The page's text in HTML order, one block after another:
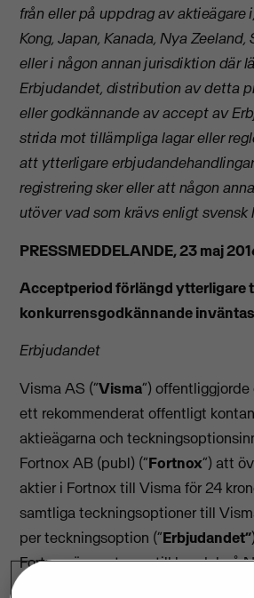
från eller på uppdrag av aktieägare
Kong, Japan, Kanada, Nya
eller i någon annan jurisdiktion där
Erbjudandet, distribution av detta
eller godkännande av accept av
strida mot tillämpliga lagar eller
att ytterligare
registrering sker eller att någon
utöver vad som krävs enligt svensk
PRESSMEDDELANDE, 23 maj
Acceptperiod förlängd ytterligare
konkurrensgodkännande
Erbjudandet
Visma AS (”Visma”)
ett rekommenderat offentligt
aktieägarna och
Fortnox AB (publ) (”Fortnox”) att
aktier i Fortnox till Visma för 24
samtliga teckningsoptioner till
per teckningsoption (”Erbjudandet”
Fortnox är upptagna till handel på